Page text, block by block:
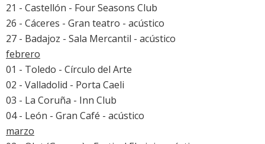
21 - Castellón - Four Seasons Club
26 - Cáceres - Gran teatro - acústico
27 - Badajoz - Sala Mercantil - acústico
febrero
01 - Toledo - Círculo del Arte
02 - Valladolid - Porta Caeli
03 - La Coruña - Inn Club
04 - León - Gran Café - acústico
marzo